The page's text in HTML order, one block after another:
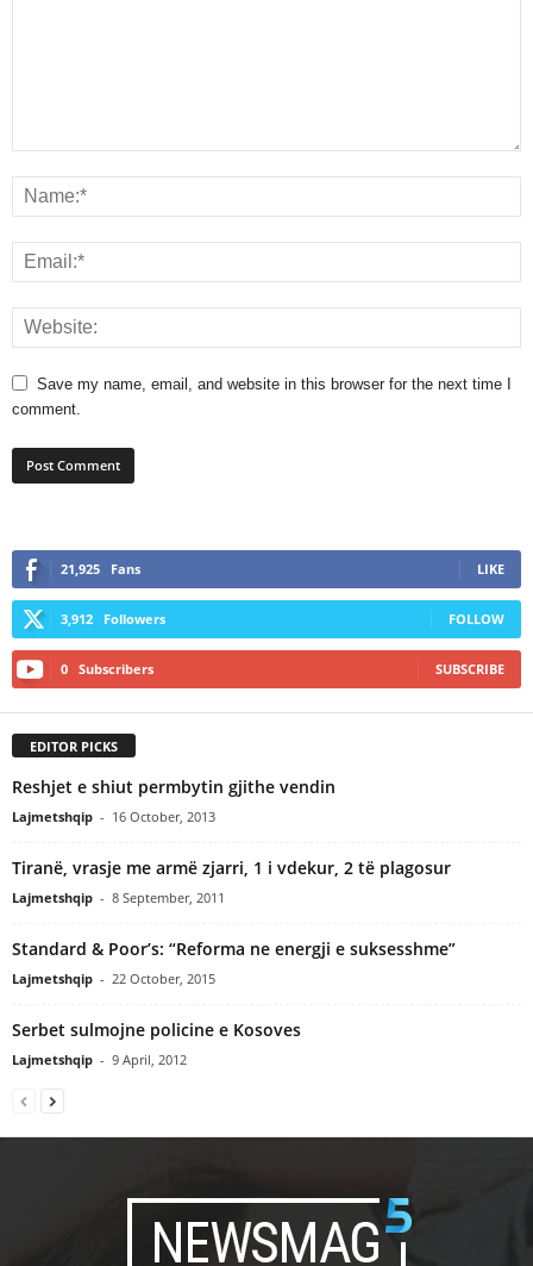
Save my name, email, and website in this browser for the next time I
comment.
21,925 Fans LIKE
3,912 Followers FOLLOW
0 Subscribers SUBSCRIBE
EDITOR PICKS
Reshjet e shiut permbytin gjithe vendin
Lajmetshqip - 16 October, 2013
Tiranë, vrasje me armë zjarri, 1 i vdekur, 2 të plagosur
Lajmetshqip - 8 September, 2011
Standard & Poor’s: “Reforma ne energji e suksesshme”
Lajmetshqip - 22 October, 2015
Serbet sulmojne policine e Kosoves
Lajmetshqip - 9 April, 2012